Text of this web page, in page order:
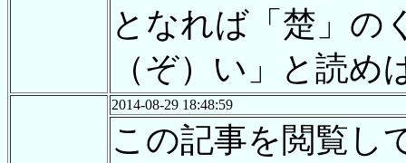
となれば「楚」の
（ぞ）い」と読
2014-08-29 18:48:59
この記事を閲覧し